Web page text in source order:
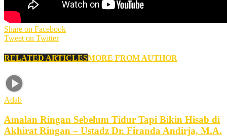
Share on Facebook
Tweet on Twitter
RELATED ARTICLESMORE FROM AUTHOR
Adab
Amalan Ringan Sebelum Tidur Tapi Bikin Hisab di
Akhirat Ringan – Ustadz Dr. Firanda Andirja, M.A.